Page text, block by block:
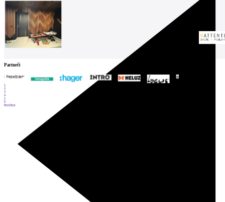
Partneři
1
2
3
4
5
6
PrevNext